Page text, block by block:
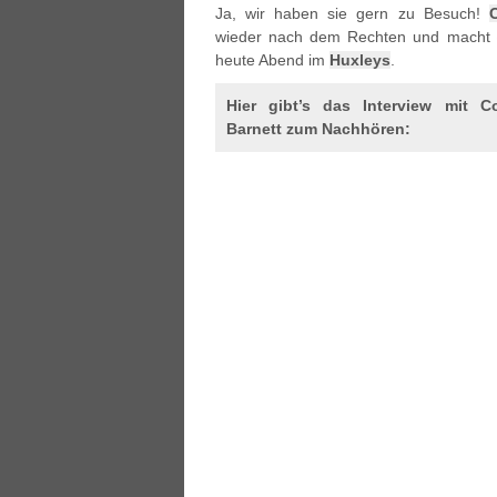
Ja, wir haben sie gern zu Besuch!
wieder nach dem Rechten und
heute Abend im Huxleys
Hier gibt’s das Interview mit
Barnett zum Nachhören: